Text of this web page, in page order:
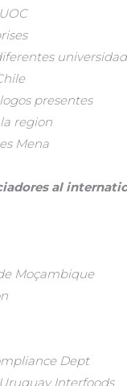
presentes
region
Mena
al
Moçambique
Dept
Interfoods